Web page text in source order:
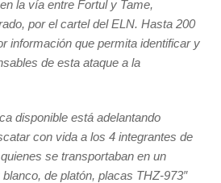
la vía entre Fortul y Tame,
por el cartel del ELN. Hasta 200
información que permita identificar y
de esta ataque a la
disponible está adelantando
con vida a los 4 integrantes de
se transportaban en un
de platón, placas THZ-973″